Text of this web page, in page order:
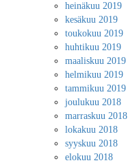
heinäkuu 2019
kesäkuu 2019
toukokuu 2019
huhtikuu 2019
maaliskuu 2019
helmikuu 2019
tammikuu 2019
joulukuu 2018
marraskuu 2018
lokakuu 2018
syyskuu 2018
elokuu 2018